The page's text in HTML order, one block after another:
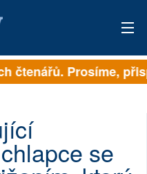
Prosíme,
se